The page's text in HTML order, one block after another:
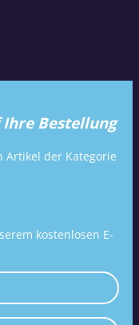
Ihre Bestellung
Artikel der Kategorie
kostenlosen E-